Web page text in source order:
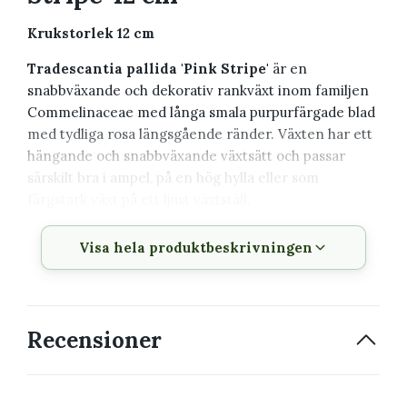
Krukstorlek 12 cm
Tradescantia pallida 'Pink Stripe' är en
snabbväxande och dekorativ rankväxt inom familjen
Commelinaceae med långa smala purpurfärgade blad
med tydliga rosa längsgående ränder. Växten har ett
hängande och snabbväxande växtsätt och passar
särskilt bra i ampel, på en hög hylla eller som
Växtbeskrivning
Visa hela produktbeskrivningen
Recensioner